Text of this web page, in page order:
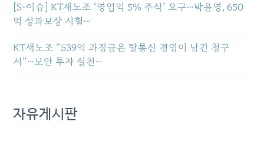
[S-이슈] KT새노조 ‘영업익 5% 주식’ 요구…박윤영, 650
억 성과보상 시험…
KT새노조 “539억 과징금은 탈통신 경영이 남긴 청구
서”…보안 투자 실천…
자유게시판